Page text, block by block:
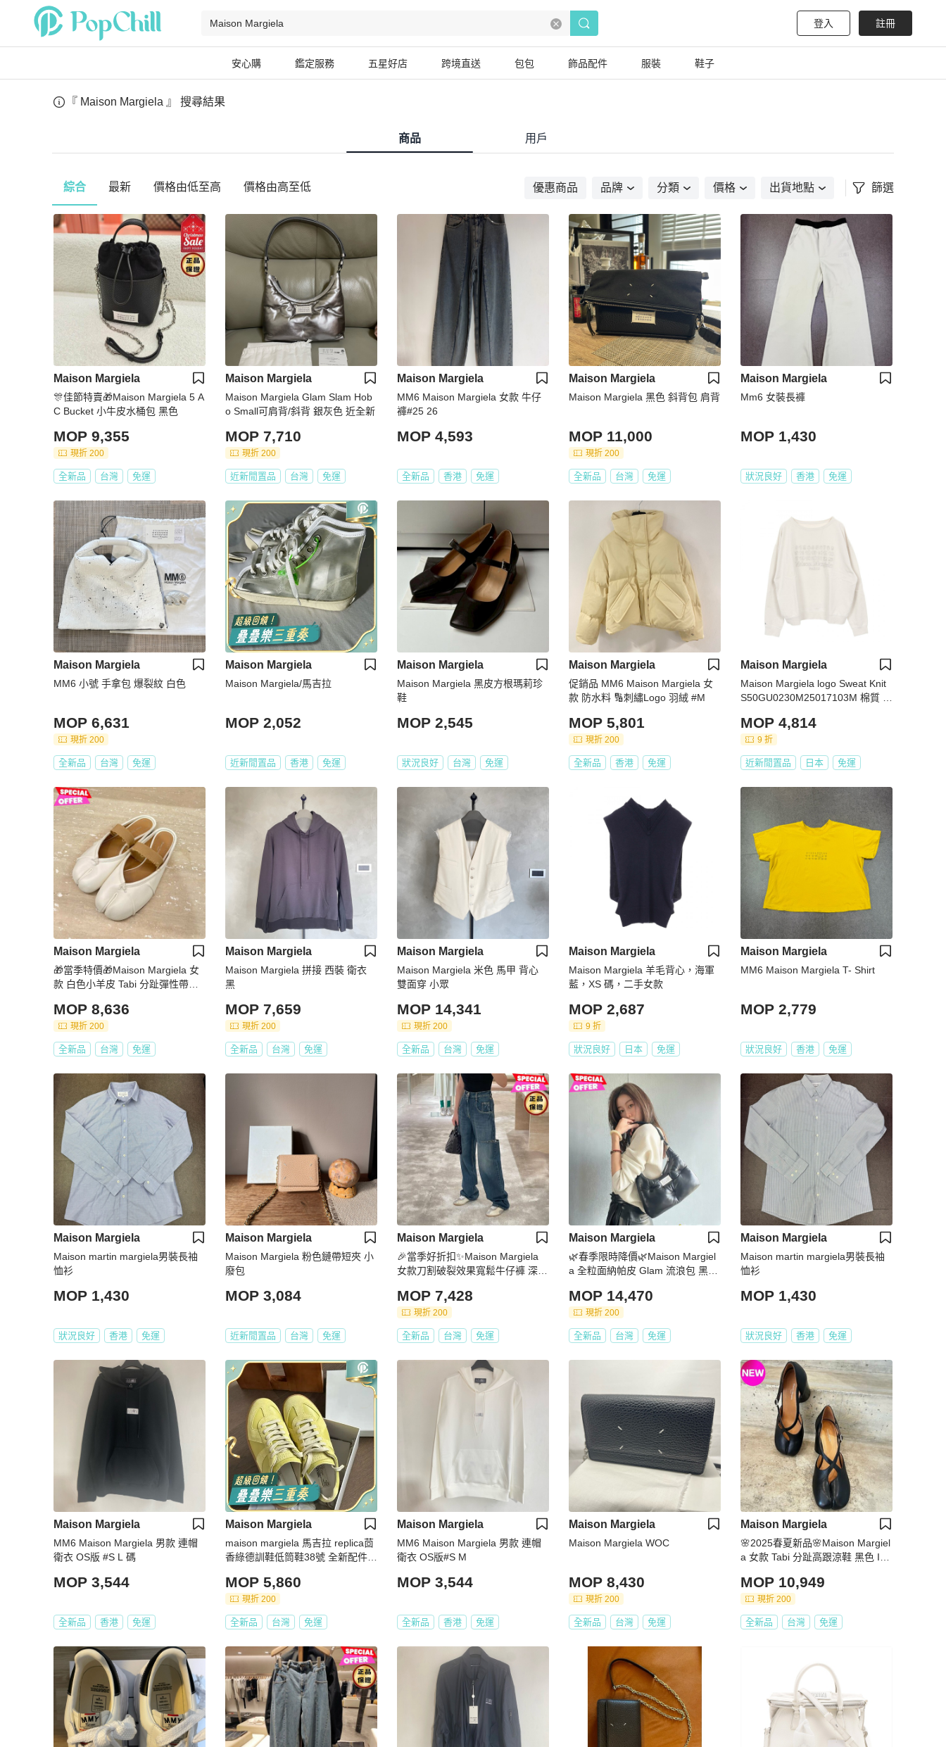
登入 註冊
安心購 鑑定服務 五星好店 跨境直送 包包 飾品配件 服裝 鞋子
『 Maison Margiela 』 搜尋結果
商品 用戶
綜合 最新 價格由低至高 價格由高至低 優惠商品 品牌 分類 價格 出貨地點 篩選
Maison Margiela
🎊佳節特賣🎁Maison Margiela 5 A
C Bucket 小牛皮水桶包 黑色
MOP 9,355
現折 200
全新品 台灣 免運
Maison Margiela
Maison Margiela Glam Slam Hob
o Small可肩背/斜背 銀灰色 近全新
MOP 7,710
現折 200
近新閒置品 台灣 免運
Maison Margiela
MM6 Maison Margiela 女款 牛仔
褲#25 26
MOP 4,593
全新品 香港 免運
Maison Margiela
Maison Margiela 黑色 斜背包 肩背
MOP 11,000
現折 200
全新品 台灣 免運
Maison Margiela
Mm6 女裝長褲
MOP 1,430
狀況良好 香港 免運
Maison Margiela
MM6 小號 手拿包 爆裂紋 白色
MOP 6,631
現折 200
全新品 台灣 免運
Maison Margiela
Maison Margiela/馬吉拉
MOP 2,052
近新閒置品 香港 免運
Maison Margiela
Maison Margiela 黑皮方根瑪莉珍
鞋
MOP 2,545
狀況良好 台灣 免運
Maison Margiela
促銷品 MM6 Maison Margiela 女
款 防水料 🔢刺繡Logo 羽絨 #M
MOP 5,801
現折 200
全新品 香港 免運
Maison Margiela
Maison Margiela logo Sweat Knit
S50GU0230M25017103M 棉質 米
MOP 4,814
9 折
近新閒置品 日本 免運
Maison Margiela
🎁當季特價🎁Maison Margiela 女
款 白色小羊皮 Tabi 分趾彈性帶芭
MOP 8,636
現折 200
全新品 台灣 免運
Maison Margiela
Maison Margiela 拼接 西裝 衛衣
黑
MOP 7,659
現折 200
全新品 台灣 免運
Maison Margiela
Maison Margiela 米色 馬甲 背心
雙面穿 小眾
MOP 14,341
現折 200
全新品 台灣 免運
Maison Margiela
Maison Margiela 羊毛背心，海軍
藍，XS 碼，二手女款
MOP 2,687
9 折
狀況良好 日本 免運
Maison Margiela
MM6 Maison Margiela T- Shirt
MOP 2,779
狀況良好 香港 免運
Maison Margiela
Maison martin margiela男裝長袖
恤衫
MOP 1,430
狀況良好 香港 免運
Maison Margiela
Maison Margiela 粉色鏈帶短夾 小
廢包
MOP 3,084
近新閒置品 台灣 免運
Maison Margiela
🎉當季好折扣✨Maison Margiela
女款刀割破裂效果寬鬆牛仔褲 深藍
MOP 7,428
現折 200
全新品 台灣 免運
Maison Margiela
🌿春季限時降價🌿Maison Margiel
a 全粒面納帕皮 Glam 流浪包 黑色/
MOP 14,470
現折 200
全新品 台灣 免運
Maison Margiela
Maison martin margiela男裝長袖
恤衫
MOP 1,430
狀況良好 香港 免運
Maison Margiela
MM6 Maison Margiela 男款 連帽
衛衣 OS版 #S L 碼
MOP 3,544
全新品 香港 免運
Maison Margiela
maison margiela 馬吉拉 replica茴
香綠德訓鞋低筒鞋38號 全新配件鞋
MOP 5,860
現折 200
全新品 台灣 免運
Maison Margiela
MM6 Maison Margiela 男款 連帽
衛衣 OS版#S M
MOP 3,544
全新品 香港 免運
Maison Margiela
Maison Margiela WOC
MOP 8,430
現折 200
全新品 台灣 免運
Maison Margiela
🌸2025春夏新品🌸Maison Margiel
a 女款 Tabi 分趾高跟涼鞋 黑色 IT3
訊息告知需要尺寸)
MOP 10,949
現折 200
全新品 台灣 免運